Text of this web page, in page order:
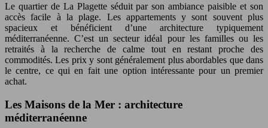
Le quartier de La Plagette séduit par son ambiance paisible et son
accès facile à la plage. Les appartements y sont souvent plus
spacieux et bénéficient d’une architecture typiquement
méditerranéenne. C’est un secteur idéal pour les familles ou les
retraités à la recherche de calme tout en restant proche des
commodités. Les prix y sont généralement plus abordables que dans
le centre, ce qui en fait une option intéressante pour un premier
achat.
Les Maisons de la Mer : architecture
méditerranéenne